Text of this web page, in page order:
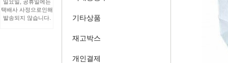
일요일, 공휴일에는
택배사 사정으로인해
발송되지 않습니다.
기타상품
재고박스
개인결제